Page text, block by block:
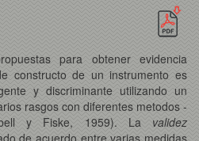
para obtener evidencia
constructo de un instrumento es
y discriminante utilizando un
rasgos con diferentes metodos -
y Fiske, 1959). La validez
de acuerdo entre varias medidas